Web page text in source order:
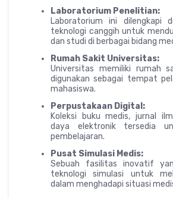
Laboratorium Penelitian:
Laboratorium ini dilengkapi
teknologi canggih untuk
dan studi di berbagai bidang
Rumah Sakit Universitas:
Universitas memiliki rumah
digunakan sebagai tempat
mahasiswa.
Perpustakaan Digital:
Koleksi buku medis, jurnal
daya elektronik tersedia
pembelajaran.
Pusat Simulasi Medis:
Sebuah fasilitas inovatif
teknologi simulasi untuk
dalam menghadapi situasi